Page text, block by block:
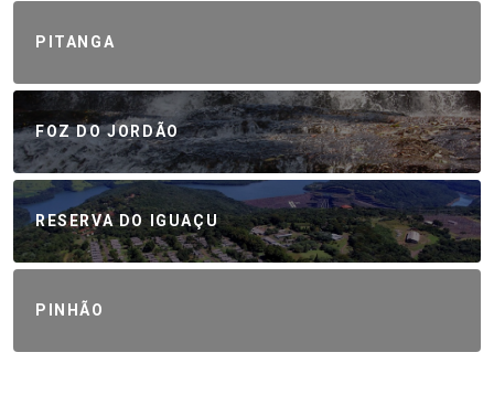
PITANGA
FOZ DO JORDÃO
RESERVA DO IGUAÇU
PINHÃO